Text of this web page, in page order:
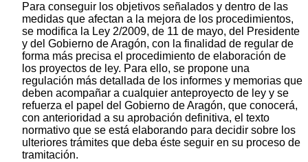
Para conseguir los objetivos señalados y dentro de las
medidas que afectan a la mejora de los procedimientos,
se modifica la Ley 2/2009, de 11 de mayo, del Presidente
y del Gobierno de Aragón, con la finalidad de regular de
forma más precisa el procedimiento de elaboración de
los proyectos de ley. Para ello, se propone una
regulación más detallada de los informes y memorias que
deben acompañar a cualquier anteproyecto de ley y se
refuerza el papel del Gobierno de Aragón, que conocerá,
con anterioridad a su aprobación definitiva, el texto
normativo que se está elaborando para decidir sobre los
ulteriores trámites que deba éste seguir en su proceso de
tramitación.